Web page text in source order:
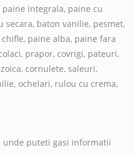
integrala, paine cu
secara, baton vanilie, pesmet,
paine alba, paine fara
prapor, covrigi, pateuri,
cornulete, saleuri,
ochelari, rulou cu crema,
unde puteti gasi informatii